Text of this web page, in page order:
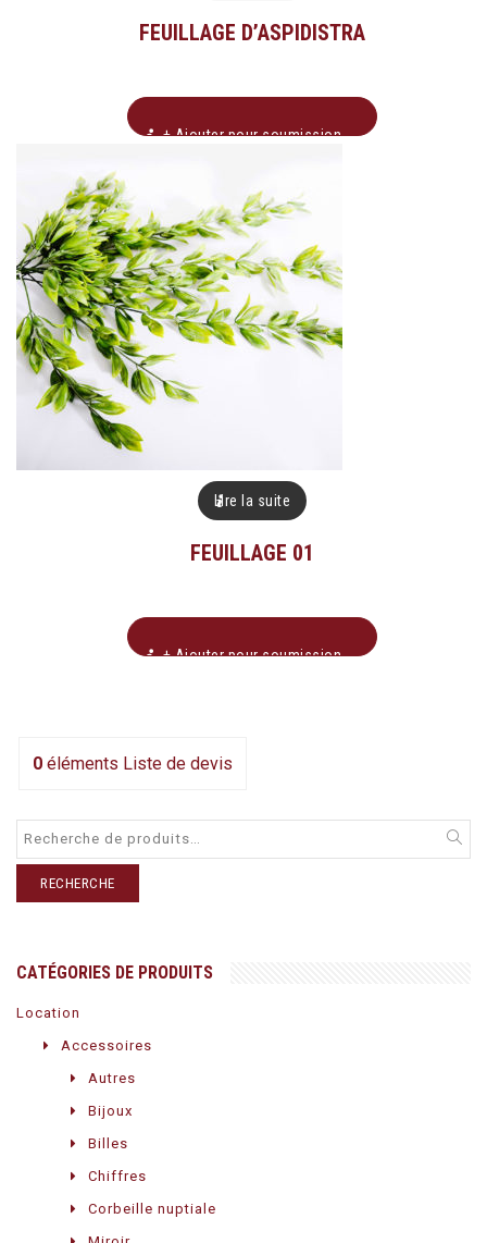
FEUILLAGE D’ASPIDISTRA
+ Ajouter pour soumission
Lire la suite
FEUILLAGE 01
+ Ajouter pour soumission
0 éléments Liste de devis
RECHERCHE
CATÉGORIES DE PRODUITS
Location
Accessoires
Autres
Bijoux
Billes
Chiffres
Corbeille nuptiale